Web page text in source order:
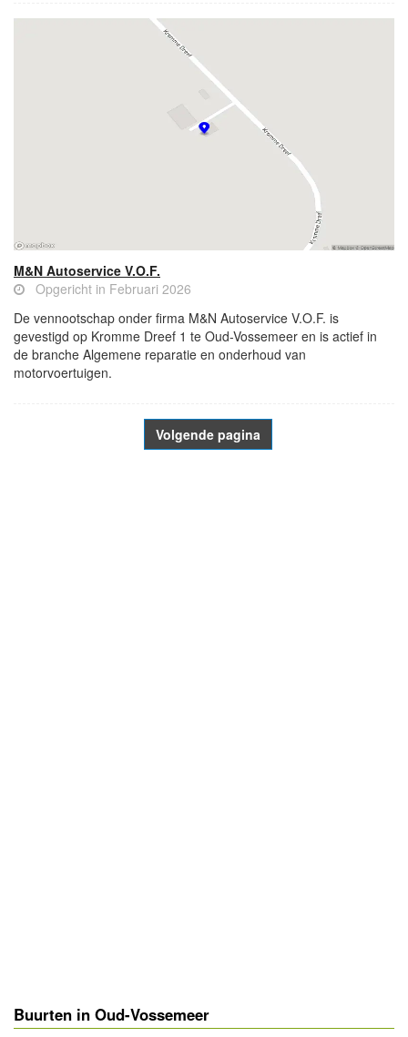
M&N Autoservice V.O.F.
Opgericht in Februari 2026
De vennootschap onder firma M&N Autoservice V.O.F. is
gevestigd op Kromme Dreef 1 te Oud-Vossemeer en is actief in
de branche Algemene reparatie en onderhoud van
motorvoertuigen.
Volgende pagina
Buurten in Oud-Vossemeer